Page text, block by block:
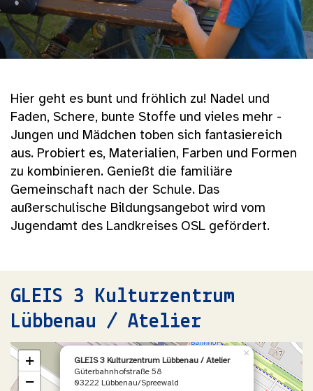
Hier geht es bunt und fröhlich zu! Nadel und
Faden, Schere, bunte Stoffe und vieles mehr -
Jungen und Mädchen toben sich fantasiereich
aus. Probiert es, Materialien, Farben und Formen
zu kombinieren. Genießt die familiäre
Gemeinschaft nach der Schule. Das
außerschulische Bildungsangebot wird vom
Jugendamt des Landkreises OSL gefördert.
GLEIS 3 Kulturzentrum
Lübbenau / Atelier
GLEIS 3 Kulturzentrum Lübbenau / Atelier
Güterbahnhofstraße 58
03222 Lübbenau/Spreewald
×
+
−